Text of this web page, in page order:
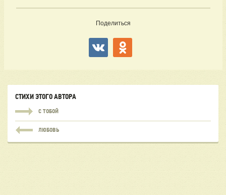
Поделиться
СТИХИ ЭТОГО АВТОРА
С ТОБОЙ
ЛЮБОВЬ